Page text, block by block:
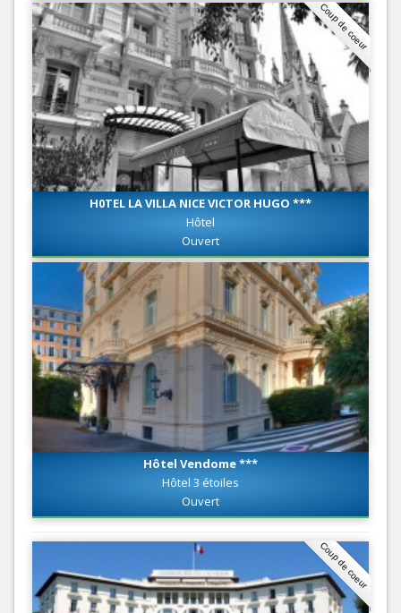
Coup de coeur
H0TEL LA VILLA NICE VICTOR HUGO ***
Hôtel
Ouvert
Hôtel Vendome ***
Hôtel 3 étoiles
Ouvert
Coup de coeur